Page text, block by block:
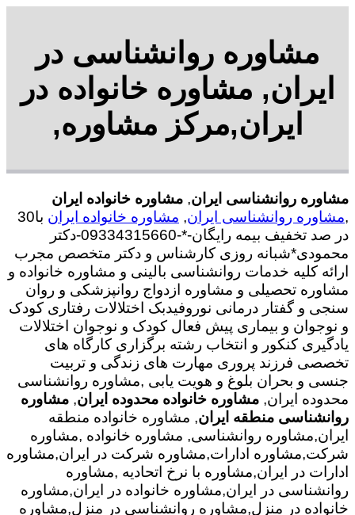
مشاوره روانشناسی در
ایران, مشاوره خانواده در
ایران,مرکز مشاوره,
مشاوره روانشناسی ایران, مشاوره خانواده ایران
,مشاوره روانشناسی ایران, مشاوره خانواده ایران
با30
در صد تخفیف بیمه رایگان-*-09334315660-دکتر
محمودی*شبانه روزی کارشناس و دکتر متخصص مجرب
ارائه کلیه خدمات روانشناسی بالینی و مشاوره خانواده و
مشاوره تحصیلی و مشاوره ازدواج روانپزشکی و روان
سنجی و گفتار درمانی نوروفیدبک اختلالات رفتاری کودک
و نوجوان و بیماری پیش فعال کودک و نوجوان اختلالات
یادگیری کنکور و انتخاب رشته برگزاری کارگاه های
تخصصی فرزند پروری مهارت های زندگی و تربیت
جنسی و بحران بلوغ و هویت یابی ,مشاوره روانشناسی
محدوده ایران, مشاوره خانواده محدوده ایران, مشاوره
روانشناسی منطقه ایران, مشاوره خانواده منطقه
ایران,مشاوره روانشناسی, مشاوره خانواده ,مشاوره
شرکت,مشاوره ادارات,مشاوره شرکت در ایران,مشاوره
ادارات در ایران,مشاوره با نرخ اتحادیه ,مشاوره
روانشناسی در ایران,مشاوره خانواده در ایران,مشاوره
خانواده در منزل,مشاوره روانشناسی در منزل,مشاوره